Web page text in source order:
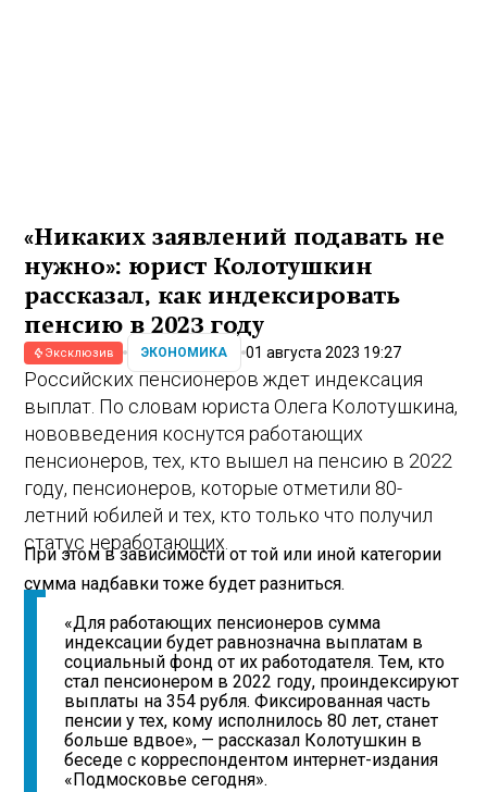
«Никаких заявлений подавать не
нужно»: юрист Колотушкин
рассказал, как индексировать
пенсию в 2023 году
Эксклюзив ЭКОНОМИКА 01 августа 2023 19:27
Российских пенсионеров ждет индексация
выплат. По словам юриста Олега Колотушкина,
нововведения коснутся работающих
пенсионеров, тех, кто вышел на пенсию в 2022
году, пенсионеров, которые отметили 80-
летний юбилей и тех, кто только что получил
статус неработающих.
При этом в зависимости от той или иной категории
сумма надбавки тоже будет разниться.
«Для работающих пенсионеров сумма
индексации будет равнозначна выплатам в
социальный фонд от их работодателя. Тем, кто
стал пенсионером в 2022 году, проиндексируют
выплаты на 354 рубля. Фиксированная часть
пенсии у тех, кому исполнилось 80 лет, станет
больше вдвое», — рассказал Колотушкин в
беседе с корреспондентом интернет-издания
«Подмосковье сегодня».